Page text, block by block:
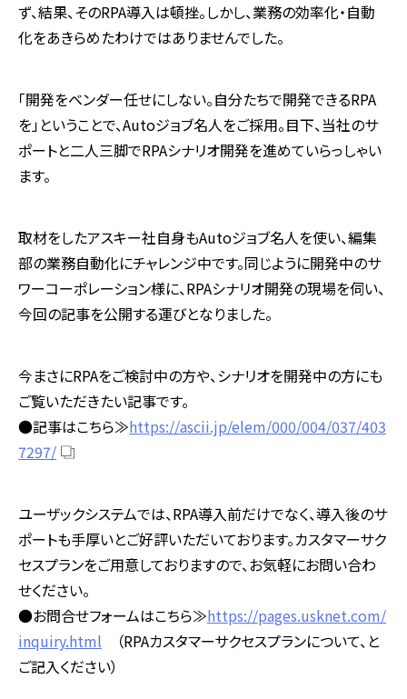
ず、結果、そのRPA導入は頓挫。しかし、業務の効率化・自動
化をあきらめたわけではありませんでした。
「開発をベンダー任せにしない。自分たちで開発できるRPA
を」ということで、Autoジョブ名人をご採用。目下、当社のサ
ポートと二人三脚でRPAシナリオ開発を進めていらっしゃい
ます。
取材をしたアスキー社自身もAutoジョブ名人を使い、編集
部の業務自動化にチャレンジ中です。同じように開発中のサ
ワーコーポレーション様に、RPAシナリオ開発の現場を伺い、
今回の記事を公開する運びとなりました。
今まさにRPAをご検討中の方や、シナリオを開発中の方にも
ご覧いただきたい記事です。
●記事はこちら≫https://ascii.jp/elem/000/004/037/403
7297/
ユーザックシステムでは、RPA導入前だけでなく、導入後のサ
ポートも手厚いとご好評いただいております。カスタマーサク
セスプランをご用意しておりますので、お気軽にお問い合わ
せください。
●お問合せフォームはこちら≫https://pages.usknet.com/
inquiry.html （RPAカスタマーサクセスプランについて、と
ご記入ください）